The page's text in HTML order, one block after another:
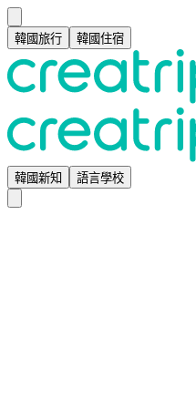
韓國旅行 韓國住宿
韓國新知 語言學校